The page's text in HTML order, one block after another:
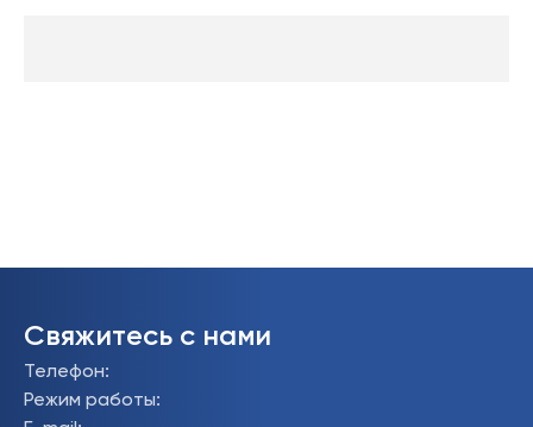
Свяжитесь с нами
Телефон:
Режим работы: